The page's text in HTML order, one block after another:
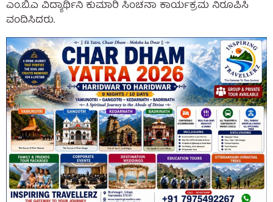
ಎಂ.ಬಿ.ಎ ವಿದ್ಯಾರ್ಥಿನಿ ಕುಮಾರಿ ಸಿಂಚನಾ ಕಾರ್ಯಕ್ರಮ ನಿರೂಪಿಸಿ
ವಂದಿಸಿದರು.